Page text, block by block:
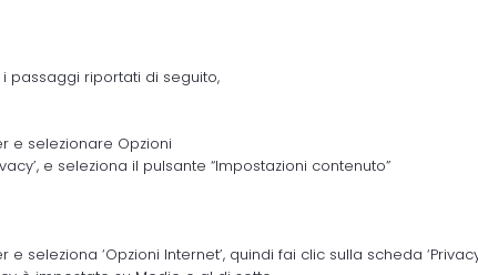
passaggi riportati di seguito,
e selezionare Opzioni
e seleziona il pulsante “Impostazioni contenuto”
seleziona ‘Opzioni Internet’, quindi fai clic sulla scheda